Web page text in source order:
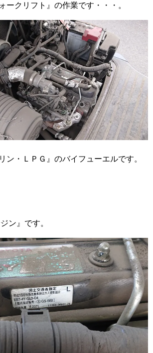
ークリフト』の作業です・・・。
ン・ＬＰＧ』のバイフューエルです。
ン』です。